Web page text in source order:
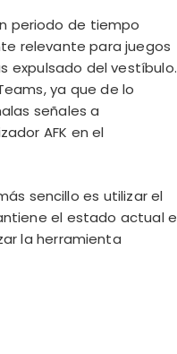
periodo de tiempo
relevante parajuegos
expulsado del vestíbulo.
ya que de lo
señales a
AFK en el
sencillo es utilizar el
el estado actual e
la herramienta